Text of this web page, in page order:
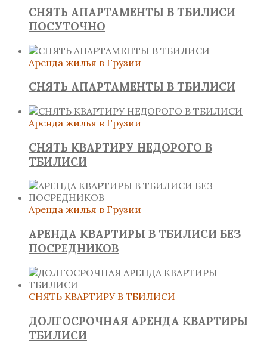
СНЯТЬ АПАРТАМЕНТЫ В ТБИЛИСИ
ПОСУТОЧНО
Аренда жилья в Грузии
СНЯТЬ АПАРТАМЕНТЫ В ТБИЛИСИ
Аренда жилья в Грузии
СНЯТЬ КВАРТИРУ НЕДОРОГО В
ТБИЛИСИ
Аренда жилья в Грузии
АРЕНДА КВАРТИРЫ В ТБИЛИСИ БЕЗ
ПОСРЕДНИКОВ
СНЯТЬ КВАРТИРУ В ТБИЛИСИ
ДОЛГОСРОЧНАЯ АРЕНДА КВАРТИРЫ
ТБИЛИСИ